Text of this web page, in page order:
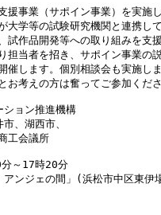
援事業（サポイン事業）を実施
大学等の試験研究機関と連携し
試作品開発等への取り組みを支
担当者を招き、サポイン事業の
催します。個別相談会も実施し
お考えの方は奮ってご参加くだ
ョン推進機構
、湖西市、
会議所
～17時20分
アンジェの間」(浜松市中区